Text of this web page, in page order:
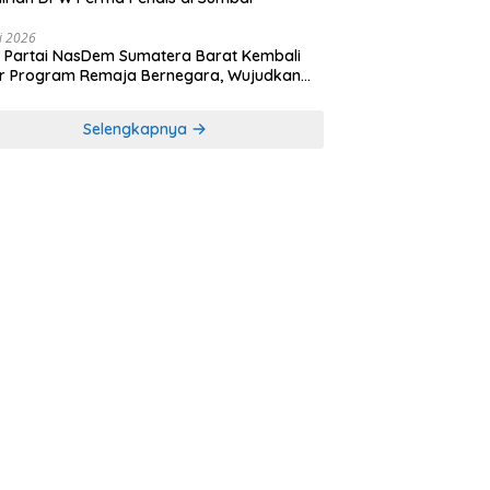
2026
Partai NasDem Sumatera Barat Kembali
Program Remaja Bernegara, Wujudkan
Selengkapnya